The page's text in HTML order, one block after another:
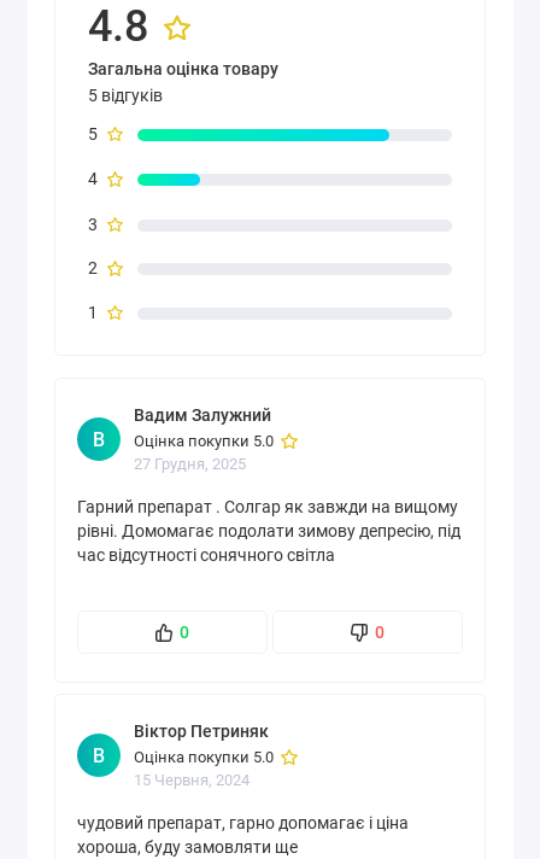
Характеристики
випуску
Таблетки
барвників, Безмолочний, Кошерний
продукт
призначено
Активних
компонентів
1000 МЕ
4.8
Загальна оцінка товару
5 відгуків
5
4
3
2
1
В
Вадим Залужний
Оцінка покупки 5.0
27 Грудня, 2025
Гарний препарат . Солгар як завжди на вищому
рівні. Домомагає подолати зимову депресію, під
час відсутності сонячного світла
0 0
В
Віктор Петриняк
Оцінка покупки 5.0
15 Червня, 2024
чудовий препарат, гарно допомагає і ціна
хороша, буду замовляти ще